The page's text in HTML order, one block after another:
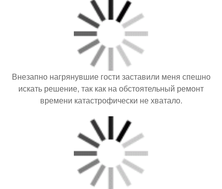
Внезапно нагрянувшие гости заставили меня спешно
искать решение, так как на обстоятельный ремонт
времени катастрофически не хватало.
Канупер трава лечебные свойства при диабете.
Лекарственные свойства